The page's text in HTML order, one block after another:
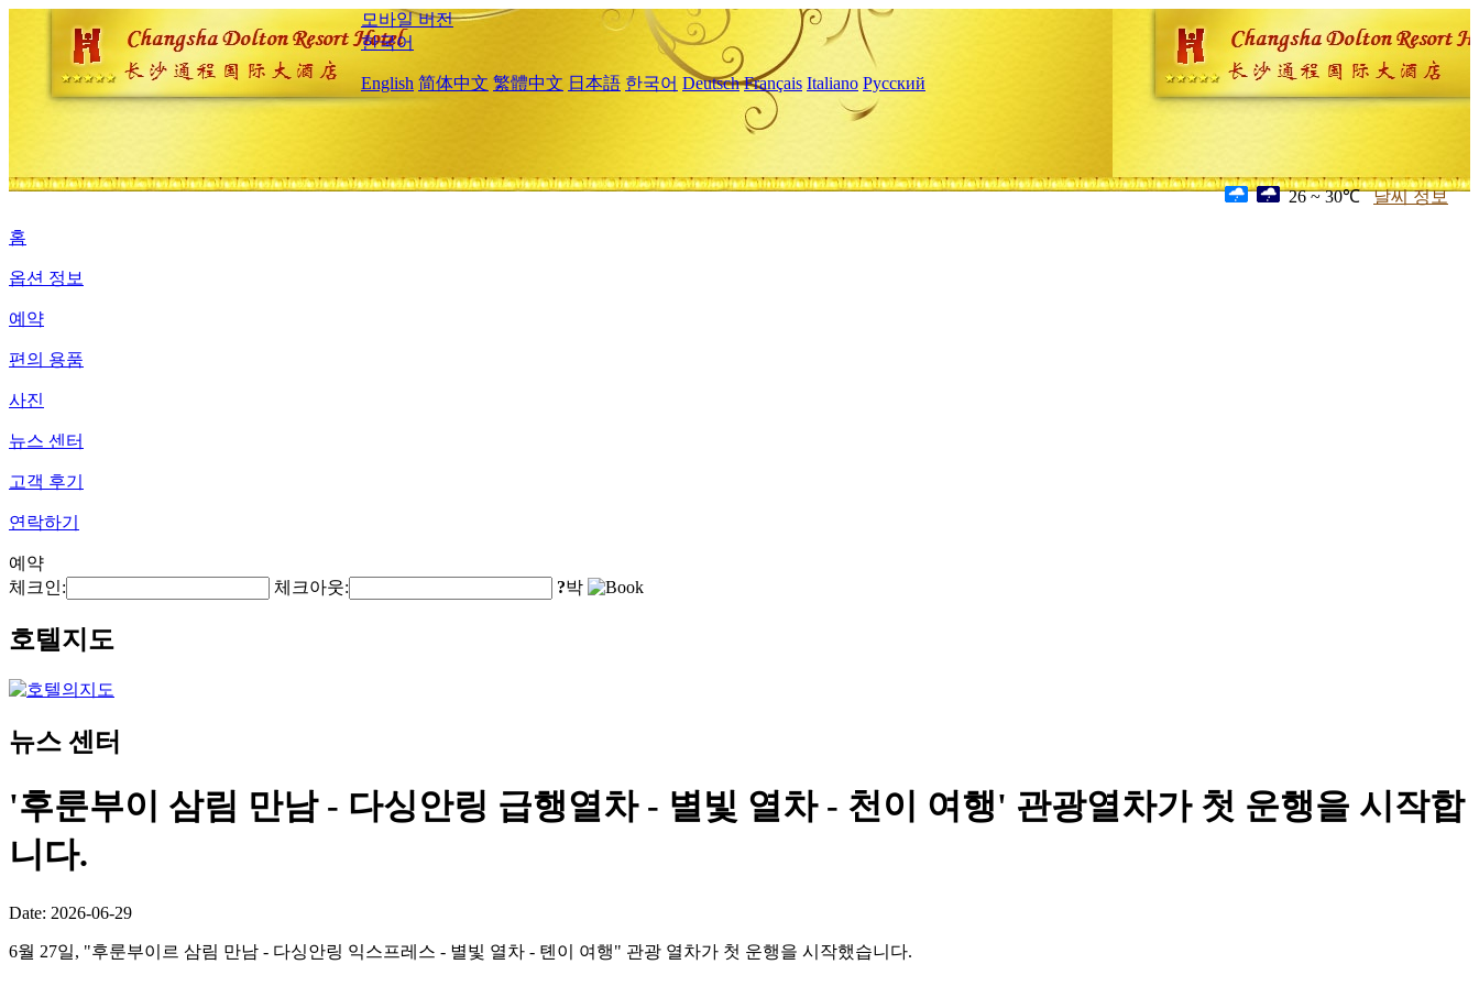
모바일 버전
한국어
English 简体中文 繁體中文 日本語 한국어 Deutsch Français Italiano Русский
26 ~ 30℃ 날씨 정보
홈
옵션 정보
예약
편의 용품
사진
뉴스 센터
고객 후기
연락하기
예약
체크인:
체크아웃: ?박
호텔지도
뉴스 센터
'후룬부이 삼림 만남 - 다싱안링 급행열차 - 별빛 열차 - 천이 여행' 관광열차가 첫 운행을 시작합
니다.
Date: 2026-06-29
6월 27일, "후룬부이르 삼림 만남 - 다싱안링 익스프레스 - 별빛 열차 - 톈이 여행" 관광 열차가 첫 운행을 시작했습니다.